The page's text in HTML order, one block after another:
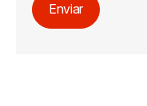
Enviar